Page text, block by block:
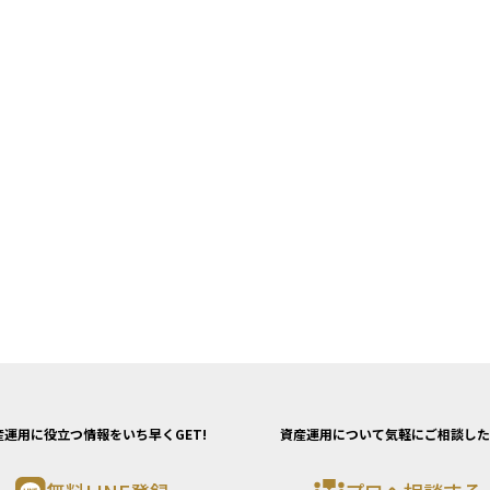
運用に役立つ情報をいち早くGET! 資産運用について気軽にご相談し